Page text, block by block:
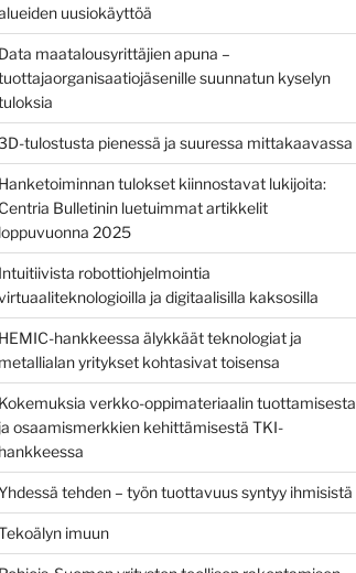
uusiokäyttöä
Data maatalousyrittäjien apuna –
suunnatun kyselyn
tulostusta pienessä ja suuressa mittakaavassa
Hanketoiminnan tulokset kiinnostavat lukijoita:
Centria Bulletinin luetuimmat artikkelit
loppuvuonna 2025
Intuitiivista robottiohjelmointia
ja digitaalisilla kaksosilla
HEMIC-hankkeessa älykkäät teknologiat ja
metallialan yritykset kohtasivat toisensa
Kokemuksia verkko-oppimateriaalin tuottamisesta
ja osaamismerkkien kehittämisestä TKI-
hankkeessa
tehden – työn tuottavuus syntyy ihmisistä
imuun